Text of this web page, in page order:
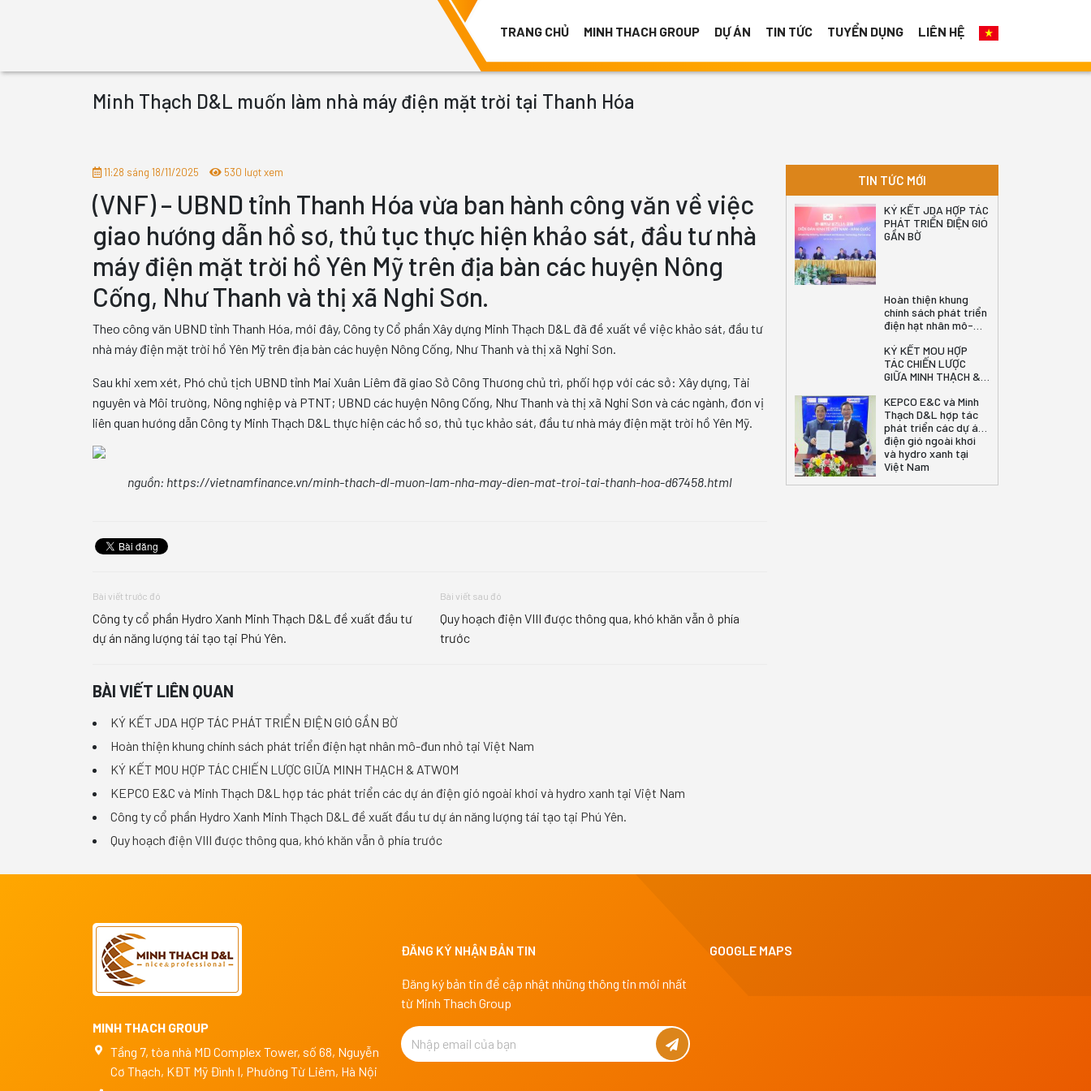
TRANG CHỦ MINH THACH GROUP DỰ ÁN TIN TỨC TUYỂN DỤNG LIÊN HỆ
Minh Thạch D&L muốn làm nhà máy điện mặt trời tại Thanh Hóa
11:28 sáng 18/11/2025 530 lượt xem
(VNF) – UBND tỉnh Thanh Hóa vừa ban hành công văn về việc
giao hướng dẫn hồ sơ, thủ tục thực hiện khảo sát, đầu tư nhà
máy điện mặt trời hồ Yên Mỹ trên địa bàn các huyện Nông
Cống, Như Thanh và thị xã Nghi Sơn.
Theo công văn UBND tỉnh Thanh Hóa, mới đây, Công ty Cổ phần Xây dựng Minh Thạch D&L đã đề xuất về việc khảo sát, đầu tư
nhà máy điện mặt trời hồ Yên Mỹ trên địa bàn các huyện Nông Cống, Như Thanh và thị xã Nghi Sơn.
Sau khi xem xét, Phó chủ tịch UBND tỉnh Mai Xuân Liêm đã giao Sở Công Thương chủ trì, phối hợp với các sở: Xây dựng, Tài
nguyên và Môi trường, Nông nghiệp và PTNT; UBND các huyện Nông Cống, Như Thanh và thị xã Nghi Sơn và các ngành, đơn vị
liên quan hướng dẫn Công ty Minh Thạch D&L thực hiện các hồ sơ, thủ tục khảo sát, đầu tư nhà máy điện mặt trời hồ Yên Mỹ.
nguồn: https://vietnamfinance.vn/minh-thach-dl-muon-lam-nha-may-dien-mat-troi-tai-thanh-hoa-d67458.html
Bài viết trước đó
Công ty cổ phần Hydro Xanh Minh Thạch D&L đề xuất đầu tư
dự án năng lượng tái tạo tại Phú Yên.
Bài viết sau đó
Quy hoạch điện VIII được thông qua, khó khăn vẫn ở phía
trước
BÀI VIẾT LIÊN QUAN
KÝ KẾT JDA HỢP TÁC PHÁT TRIỂN ĐIỆN GIÓ GẦN BỜ
Hoàn thiện khung chính sách phát triển điện hạt nhân mô-đun nhỏ tại Việt Nam
KÝ KẾT MOU HỢP TÁC CHIẾN LƯỢC GIỮA MINH THẠCH & ATWOM
KEPCO E&C và Minh Thạch D&L hợp tác phát triển các dự án điện gió ngoài khơi và hydro xanh tại Việt Nam
Công ty cổ phần Hydro Xanh Minh Thạch D&L đề xuất đầu tư dự án năng lượng tái tạo tại Phú Yên.
Quy hoạch điện VIII được thông qua, khó khăn vẫn ở phía trước
TIN TỨC MỚI
KÝ KẾT JDA HỢP TÁC
PHÁT TRIỂN ĐIỆN GIÓ
GẦN BỜ
Hoàn thiện khung
chính sách phát triển
điện hạt nhân mô-
KÝ KẾT MOU HỢP
TÁC CHIẾN LƯỢC
GIỮA MINH THẠCH &
KEPCO E&C và Minh
Thạch D&L hợp tác
phát triển các dự án
điện gió ngoài khơi
và hydro xanh tại
Việt Nam
MINH THACH GROUP
Tầng 7, tòa nhà MD Complex Tower, số 68, Nguyễn
Cơ Thạch, KĐT Mỹ Đình I, Phường Từ Liêm, Hà Nội
ĐĂNG KÝ NHẬN BẢN TIN
Đăng ký bản tin để cập nhật những thông tin mới nhất
từ Minh Thach Group
GOOGLE MAPS